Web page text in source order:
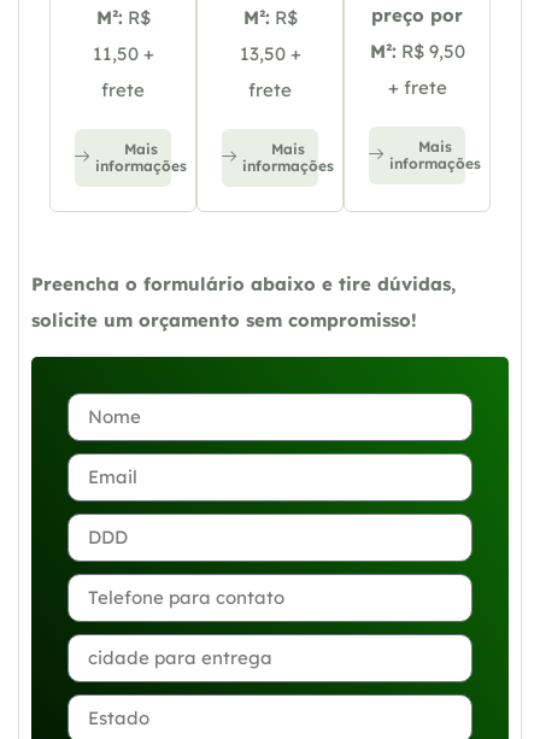
M²: R$
11,50 +
frete
Mais
informações
M²: R$
13,50 +
frete
Mais
informações
preço por
M²: R$ 9,50
+ frete
Mais
informações
Preencha o formulário abaixo e tire dúvidas,
solicite um orçamento sem compromisso!